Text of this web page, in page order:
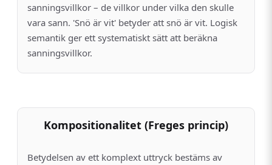
sanningsvillkor – de villkor under vilka den skulle
vara sann. 'Snö är vit' betyder att snö är vit. Logisk
semantik ger ett systematiskt sätt att beräkna
sanningsvillkor.
Kompositionalitet (Freges princip)
Betydelsen av ett komplext uttryck bestäms av